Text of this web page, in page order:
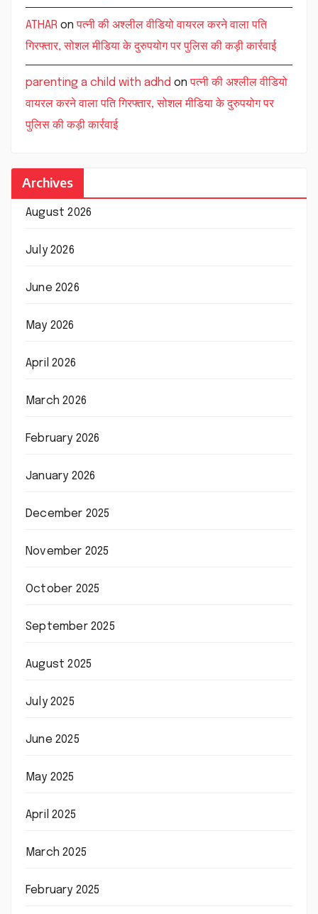
ATHAR onपत्नी की अश्लील वीडियो वायरल करने वाला पति
गिरफ्तार, सोशल मीडिया के दुरुपयोग पर पुलिस की कड़ी कार्रवाई
parenting a child with adhd onपत्नी की अश्लील वीडियो
वायरल करने वाला पति गिरफ्तार, सोशल मीडिया के दुरुपयोग पर
पुलिस की कड़ी कार्रवाई
Archives
August 2026
July 2026
June 2026
May 2026
April 2026
March 2026
February 2026
January 2026
December 2025
November 2025
October 2025
September 2025
August 2025
July 2025
June 2025
May 2025
April 2025
March 2025
February 2025